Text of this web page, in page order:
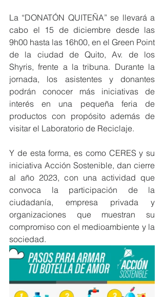
La “DONATÓN QUITEÑA” se llevará a
cabo el 15 de diciembre desde las
9h00 hasta las 16h00, en el Green Point
de la ciudad de Quito, Av. de los
Shyris, frente a la tribuna. Durante la
jornada, los asistentes y donantes
podrán conocer más iniciativas de
interés en una pequeña feria de
productos con propósito además de
visitar el Laboratorio de Reciclaje.
Y de esta forma, es como CERES y su
iniciativa Acción Sostenible, dan cierre
al año 2023, con una actividad que
convoca la participación de la
ciudadanía, empresa privada y
organizaciones que muestran su
compromiso con el medioambiente y la
sociedad.